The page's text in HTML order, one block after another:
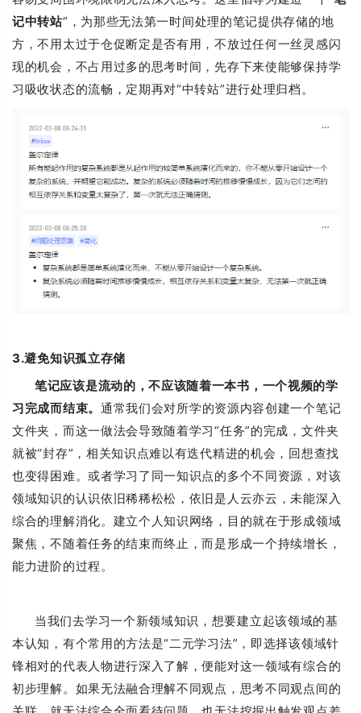
记中转站”，为那些无法第一时间处理的笔记提供存储的地
方，不用太过于仓促断定是否有用，不放过任何一丝灵感闪
现的机会，不占用过多的思考时间，先存下来使能够保持学
习吸收状态的流畅，定期再对“中转站”进行处理归档。
3.避免知识孤立存储
笔记应该是流动的，不应该随着一本书，一个视频的学
习完成而结束。 通常我们会对所学的资源内容创建一个笔记
文件夹，而这一做法会导致随着学习“任务”的完成，文件夹
就被“封存”，相关知识点难以有迭代精进的机会，回想查找
也变得困难。或者学习了同一知识点的多个不同资源，对该
领域知识的认识依旧稀稀松松，依旧是人云亦云，未能深入
综合的理解消化。建立个人知识网络，目的就在于形成领域
聚焦，不随着任务的结束而终止，而是形成一个持续增长，
能力进阶的过程。
当我们去学习一个新领域知识，想要建立起该领域的基
本认知，有个常用的方法是“二元学习法”，即选择该领域针
锋相对的代表人物进行深入了解，便能对这一领域有综合的
初步理解。如果无法融合理解不同观点，思考不同观点间的